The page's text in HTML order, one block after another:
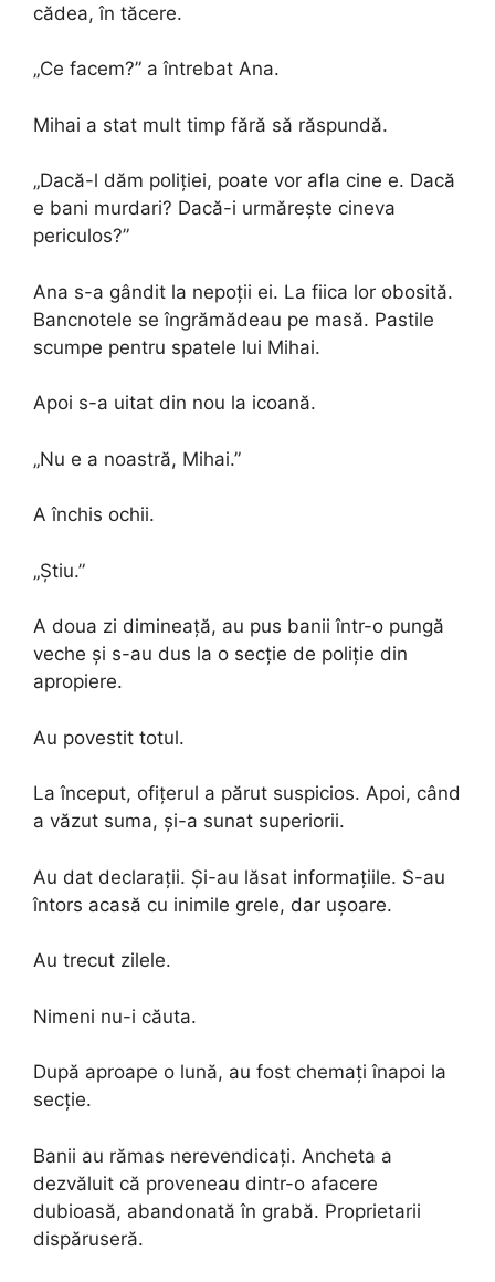
cădea, în tăcere.
„Ce facem?” a întrebat Ana.
Mihai a stat mult timp fără să răspundă.
„Dacă-l dăm poliției, poate vor afla cine e. Dacă
e bani murdari? Dacă-i urmărește cineva
periculos?”
Ana s-a gândit la nepoții ei. La fiica lor obosită.
Bancnotele se îngrămădeau pe masă. Pastile
scumpe pentru spatele lui Mihai.
Apoi s-a uitat din nou la icoană.
„Nu e a noastră, Mihai.”
A închis ochii.
„Știu.”
A doua zi dimineață, au pus banii într-o pungă
veche și s-au dus la o secție de poliție din
apropiere.
Au povestit totul.
La început, ofițerul a părut suspicios. Apoi, când
a văzut suma, și-a sunat superiorii.
Au dat declarații. Și-au lăsat informațiile. S-au
întors acasă cu inimile grele, dar ușoare.
Au trecut zilele.
Nimeni nu-i căuta.
După aproape o lună, au fost chemați înapoi la
secție.
Banii au rămas nerevendicați. Ancheta a
dezvăluit că proveneau dintr-o afacere
dubioasă, abandonată în grabă. Proprietarii
dispăruseră.